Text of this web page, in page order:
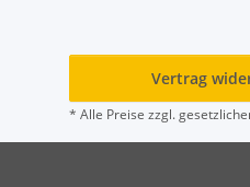
Vertrag
* Alle Preise zzgl.